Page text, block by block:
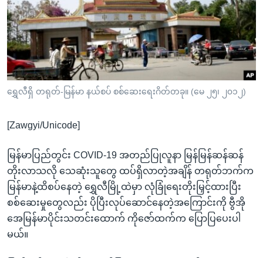
အ
ညွန်း
စာမျက်နှာ
သို့
ကျော်
ကြည့်
ရှာဖွေ
နေရာ
သို့
ကျော်
ရန်
သုတပဒေသာ အင်္ဂလိပ်စာ
Learning English
ဗွီအိုအေ လူမှုကွန်ယက်များ
ရွှေလီရှိ တရုတ်-မြန်မာ နယ်စပ် စစ်ဆေးရေးဂိတ်တခု။ (မေ ၂၅၊ ၂၀၁၂)
[Zawgyi/Unicode]
မြန်မာပြည်တွင်း COVID-19 အတည်ပြုလူနာ မြန်မြန်ဆန်ဆန်
တိုးလာသလို သေဆုံးသူတွေ ထပ်ရှိလာတဲ့အချိန် တရုတ်ဘက်က
မြန်မာနဲ့ထိစပ်နေတဲ့ ရွှေလီမြို့ထဲမှာ လုံခြုံရေးတိုးမြှင့်ထားပြီး
စစ်ဆေးမှုတွေလည်း ပိုပြီးလုပ်ဆောင်နေတဲ့အကြောင်းကို ဗွီအို
အေမြန်မာပိုင်းသတင်းထောက် ကိုဇော်ထက်က ပြောပြပေးပါ
မယ်။